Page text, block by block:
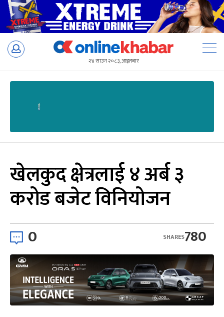
Skip
२४ साउन २०८३, आइतबार
खेलकुद क्षेत्रलाई ४ अर्ब ३
करोड बजेट विनियोजन
0 780
SHARES